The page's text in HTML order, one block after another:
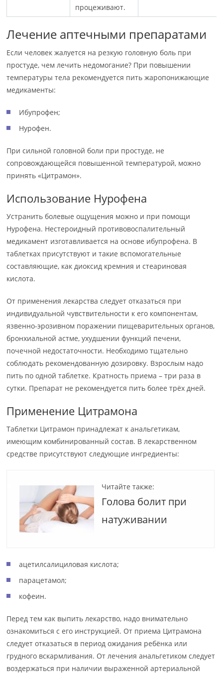
процеживают.
Лечение аптечными препаратами
Если человек жалуется на резкую головную боль при
простуде, чем лечить недомогание? При повышении
температуры тела рекомендуется пить жаропонижающие
медикаменты:
Ибупрофен;
Нурофен.
При сильной головной боли при простуде, не
сопровождающейся повышенной температурой, можно
принять «Цитрамон».
Использование Нурофена
Устранить болевые ощущения можно и при помощи
Нурофена. Нестероидный противовоспалительный
медикамент изготавливается на основе ибупрофена. В
таблетках присутствуют и такие вспомогательные
составляющие, как диоксид кремния и стеариновая
кислота.
От применения лекарства следует отказаться при
индивидуальной чувствительности к его компонентам,
язвенно-эрозивном поражении пищеварительных органов,
бронхиальной астме, ухудшении функций печени,
почечной недостаточности. Необходимо тщательно
соблюдать рекомендованную дозировку. Взрослым надо
пить по одной таблетке. Кратность приема – три раза в
сутки. Препарат не рекомендуется пить более трёх дней.
Применение Цитрамона
Таблетки Цитрамон принадлежат к анальгетикам,
имеющим комбинированный состав. В лекарственном
средстве присутствуют следующие ингредиенты:
Читайте также:
Голова болит при
натуживании
ацетилсалициловая кислота;
парацетамол;
кофеин.
Перед тем как выпить лекарство, надо внимательно
ознакомиться с его инструкцией. От приема Цитрамона
следует отказаться в период ожидания ребёнка или
грудного вскармливания. От лечения анальгетиком следует
воздержаться при наличии выраженной артериальной